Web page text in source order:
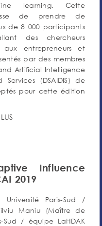
learning. Cette
de prendre de
de 8 000 participants
des chercheurs
aux entrepreneurs et
par des membres
Artificial Intelligence
(DSAIDIS) de
pour cette édition
Influence
2019
Université Paris-Sud /
Maniu (Maître de
Sud / équipe LaHDAK